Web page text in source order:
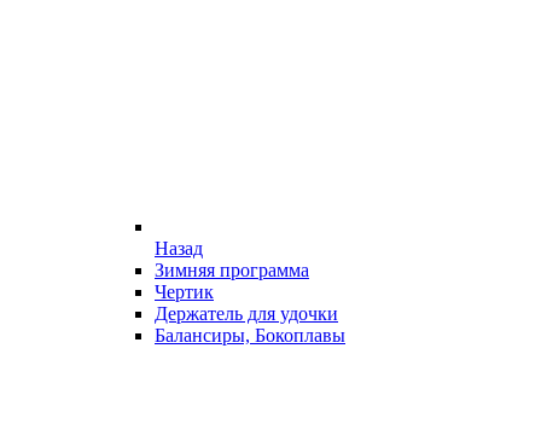
Назад
Зимняя программа
Чертик
Держатель для удочки
Балансиры, Бокоплавы